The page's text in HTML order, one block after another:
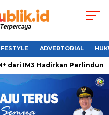
ADVERTORIAL
IM3 Hadirkan Perlindungan